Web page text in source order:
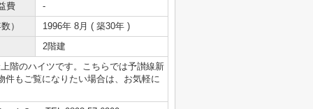
費
-
）
1996年 8月 ( 築30年 )
2階建
階のハイツです。こちらでは予讃線新
もご覧になりたい場合は、お気軽に